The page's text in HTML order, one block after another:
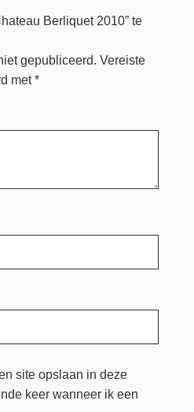
Berliquet 2010” te
gepubliceerd. Vereiste
met*
site opslaan in deze
keer wanneer ik een